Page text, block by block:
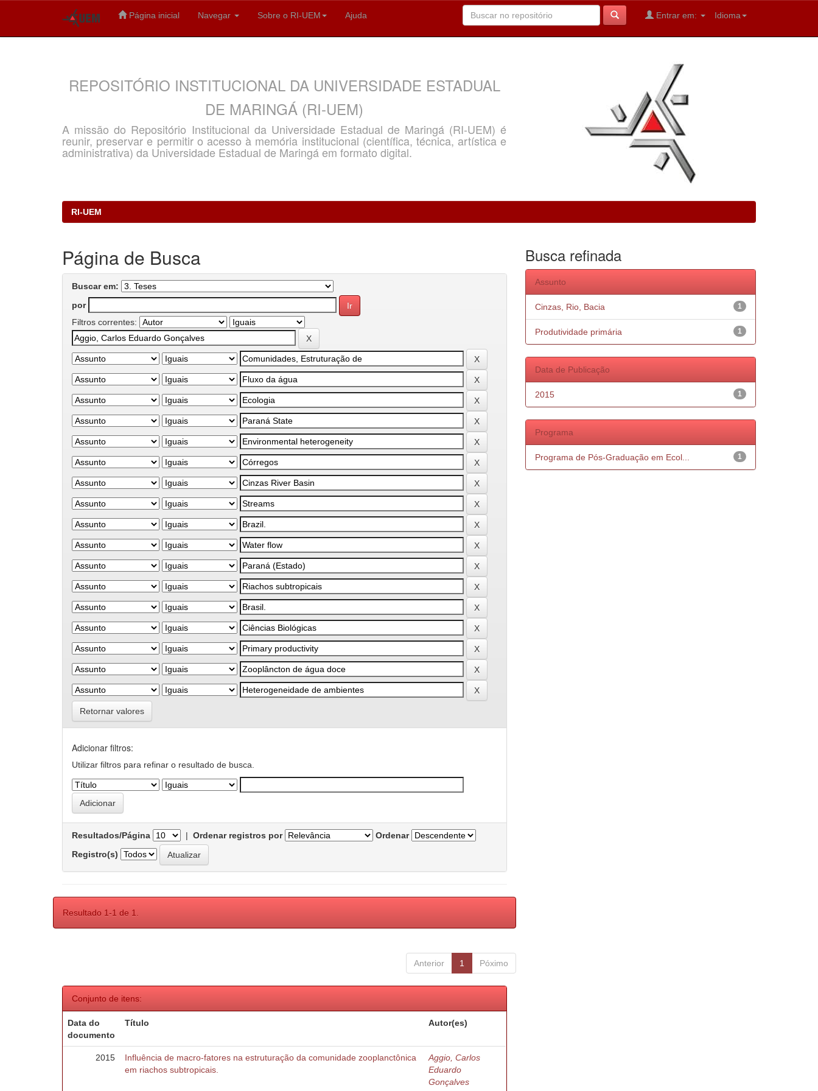
Página inicial Navegar Sobre o RI-UEM Ajuda Idioma
Entrar em:
REPOSITÓRIO INSTITUCIONAL DA UNIVERSIDADE ESTADUAL
DE MARINGÁ (RI-UEM)
A missão do Repositório Institucional da Universidade Estadual de Maringá (RI-UEM) é
reunir, preservar e permitir o acesso à memória institucional (científica, técnica, artística e
administrativa) da Universidade Estadual de Maringá em formato digital.
RI-UEM
Página de Busca
Buscar em:
por
Filtros correntes:
Retornar valores
Adicionar filtros:
Utilizar filtros para refinar o resultado de busca.
Resultados/Página | Ordenar registros por
Ordenar
Registro(s)
Resultado 1-1 de 1.
Anterior 1 Póximo
Conjunto de itens:
Data do
documento
Título Autor(es)
2015
Influência de macro-fatores na estruturação da comunidade zooplanctônica
em riachos subtropicais.
Aggio, Carlos
Eduardo
Gonçalves
Busca refinada
Assunto
1
Cinzas, Rio, Bacia
1
Produtividade primária
Data de Publicação
1
2015
Programa
1
Programa de Pós-Graduação em Ecol...